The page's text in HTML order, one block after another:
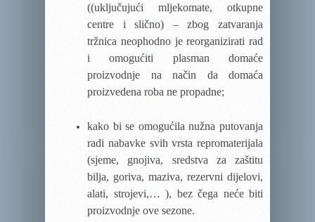
((uključujući mljekomate, otkupne
centre i slično) – zbog zatvaranja
tržnica neophodno je reorganizirati rad
i omogućiti plasman domaće
proizvodnje na način da domaća
proizvedena roba ne propadne;
kako bi se omogućila nužna putovanja
radi nabavke svih vrsta repromaterijala
(sjeme, gnojiva, sredstva za zaštitu
bilja, goriva, maziva, rezervni dijelovi,
alati, strojevi,… ), bez čega neće biti
proizvodnje ove sezone.